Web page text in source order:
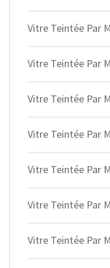
Vitre Teintée Par
Vitre Teintée Par
Vitre Teintée Par
Vitre Teintée Par
Vitre Teintée Par
Vitre Teintée Par
Vitre Teintée Par